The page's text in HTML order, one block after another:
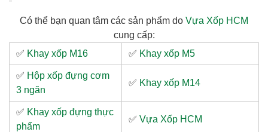
Có thể bạn quan tâm các sản phẩm do Vựa Xốp HCM
cung cấp:
✅ Khay xốp M16 ✅ Khay xốp M5
✅ Hộp xốp đựng cơm
3 ngăn
✅ Khay xốp M14
✅ Khay xốp đựng thực
phẩm
✅ Vựa Xốp HCM